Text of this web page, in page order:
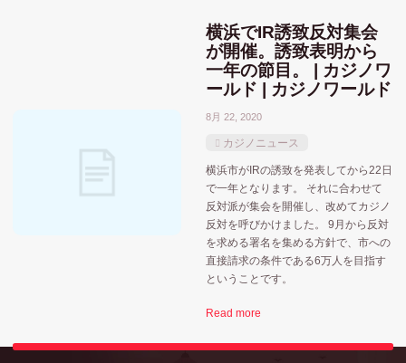
横浜でIR誘致反対集会
が開催。誘致表明から
一年の節目。 | カジノワ
ールド | カジノワールド
8月 22, 2020
カジノニュース
横浜市がIRの誘致を発表してから22日
で一年となります。 それに合わせて
反対派が集会を開催し、改めてカジノ
反対を呼びかけました。 9月から反対
を求める署名を集める方針で、市への
直接請求の条件である6万人を目指す
ということです。
Read more